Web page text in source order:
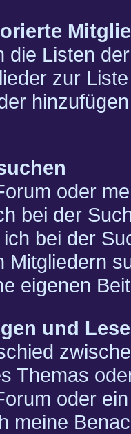
die Listen
zur
oder
bei der
bei der
Mitgliedern
eigenen
und
Themas
oder
meine